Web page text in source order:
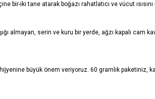
bir-iki tane atarak boğazı rahatlatıcı ve vücut
almayan, serin ve kuru bir yerde, ağzı kapalı
büyük önem veriyoruz. 60 gramlık